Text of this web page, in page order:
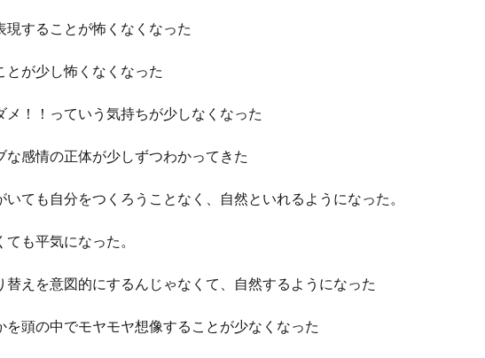
現することが怖くなくなった
とが少し怖くなくなった
メ！！っていう気持ちが少しなくなった
な感情の正体が少しずつわかってきた
いても自分をつくろうことなく、自然といれるようになった。
ても平気になった。
替えを意図的にするんじゃなくて、自然するようになった
を頭の中でモヤモヤ想像することが少なくなった